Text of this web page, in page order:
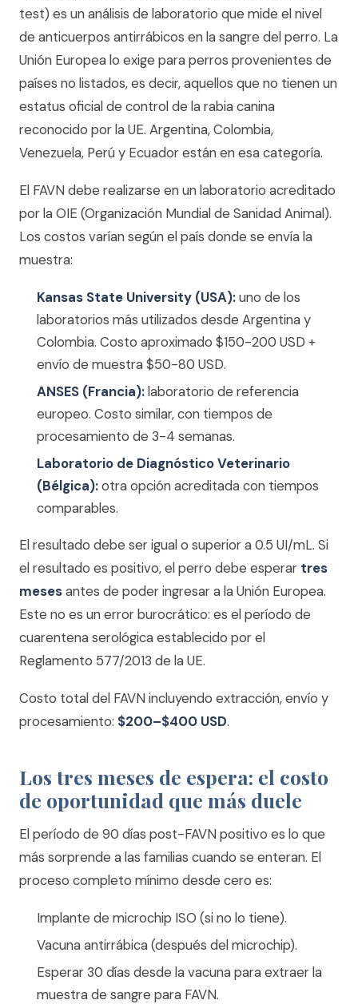
test) es un análisis de laboratorio que mide el nivel
de anticuerpos antirrábicos en la sangre del perro. La
Unión Europea lo exige para perros provenientes de
países no listados, es decir, aquellos que no tienen un
estatus oficial de control de la rabia canina
reconocido por la UE. Argentina, Colombia,
Venezuela, Perú y Ecuador están en esa categoría.
El FAVN debe realizarse en un laboratorio acreditado
por la OIE (Organización Mundial de Sanidad Animal).
Los costos varían según el país donde se envía la
muestra:
Kansas State University (USA):uno de los
laboratorios más utilizados desde Argentina y
Colombia. Costo aproximado $150-200 USD +
envío de muestra $50-80 USD.
ANSES (Francia):laboratorio de referencia
europeo. Costo similar, con tiempos de
procesamiento de 3-4 semanas.
Laboratorio de Diagnóstico Veterinario
(Bélgica):otra opción acreditada con tiempos
comparables.
El resultado debe ser igual o superior a 0.5 UI/mL. Si
el resultado es positivo, el perro debe esperar tres
mesesantes de poder ingresar a la Unión Europea.
Este no es un error burocrático: es el período de
cuarentena serológica establecido por el
Reglamento 577/2013 de la UE.
Costo total del FAVN incluyendo extracción, envío y
procesamiento: $200–$400 USD.
Los tres meses de espera: el costo
de oportunidad que más duele
El período de 90 días post-FAVN positivo es lo que
más sorprende a las familias cuando se enteran. El
proceso completo mínimo desde cero es:
Implante de microchip ISO (si no lo tiene).
Vacuna antirrábica (después del microchip).
Esperar 30 días desde la vacuna para extraer la
muestra de sangre para FAVN.